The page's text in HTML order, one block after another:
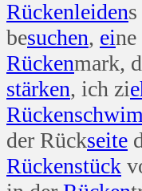
Rückenleidens
besuchen, ei
Rückenmark,
stärken, ich zi
Rücken
der Rückseite
Rückenstück